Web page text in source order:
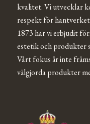
kvalitet. Vi utvecklar
respekt för
1873 har vi erbjudit
estetik och produkter
Vårt fokus är inte
välgjorda produkter